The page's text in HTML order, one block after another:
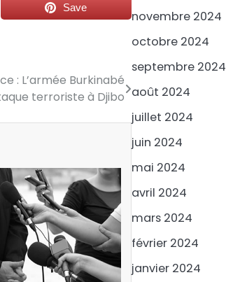
Save
: L’armée Burkinabé
terroriste à Djibo
novembre 2024
octobre 2024
septembre 2024
août 2024
juillet 2024
juin 2024
mai 2024
avril 2024
mars 2024
février 2024
janvier 2024